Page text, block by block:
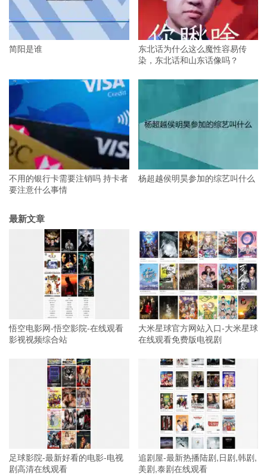
简阳是谁
东北话为什么这么魔性容易传
染，东北话和山东话像吗？
不用的银行卡需要注销吗 持卡者
要注意什么事情
杨超越侯明昊参加的综艺叫什么
最新文章
悟空电影网-悟空影院-在线观看
影视视频综合站
大米星球官方网站入口-大米星球
在线观看免费版电视剧
足球影院-最新好看的电影-电视
剧高清在线观看
追剧屋-最新热播陆剧,日剧,韩剧,
美剧,泰剧在线观看